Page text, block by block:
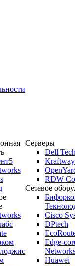
Серверы
Dell
Kraftway
RDW
Сетевое
Cisco
DPtech
Edge-
Networks
Huawei